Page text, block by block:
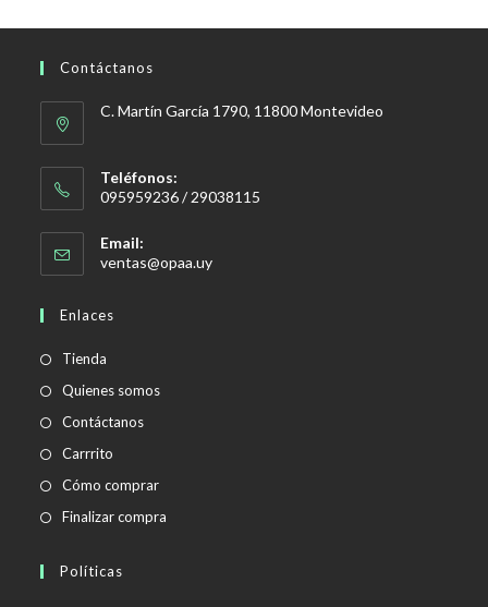
Contáctanos
C. Martín García 1790, 11800 Montevideo
Teléfonos:
095959236 / 29038115
Email:
ventas@opaa.uySe
Enlaces
Tienda
Quienes somos
Contáctanos
Carrrito
Cómo comprar
Finalizar compra
Políticas